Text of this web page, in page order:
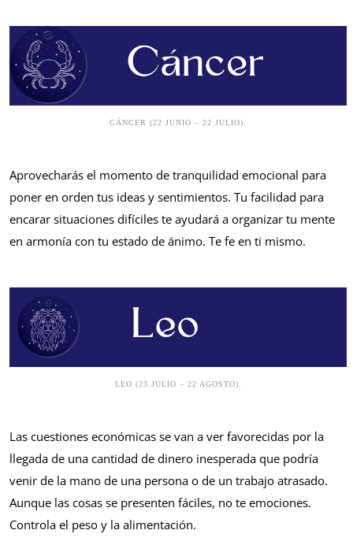
CÁNCER (22 JUNIO – 22 JULIO).
Aprovecharás el momento de tranquilidad emocional para
poner en orden tus ideas y sentimientos. Tu facilidad para
encarar situaciones difíciles te ayudará a organizar tu mente
en armonía con tu estado de ánimo. Te fe en ti mismo.
LEO (23 JULIO – 22 AGOSTO).
Las cuestiones económicas se van a ver favorecidas por la
llegada de una cantidad de dinero inesperada que podría
venir de la mano de una persona o de un trabajo atrasado.
Aunque las cosas se presenten fáciles, no te emociones.
Controla el peso y la alimentación.